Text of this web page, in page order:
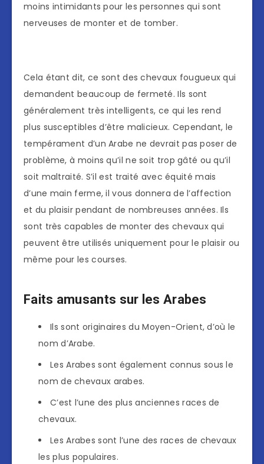
moins intimidants pour les personnes qui sont
nerveuses de monter et de tomber.
Cela étant dit, ce sont des chevaux fougueux qui
demandent beaucoup de fermeté. Ils sont
généralement très intelligents, ce qui les rend
plus susceptibles d’être malicieux. Cependant, le
tempérament d’un Arabe ne devrait pas poser de
problème, à moins qu’il ne soit trop gâté ou qu’il
soit maltraité. S’il est traité avec équité mais
d’une main ferme, il vous donnera de l’affection
et du plaisir pendant de nombreuses années. Ils
sont très capables de monter des chevaux qui
peuvent être utilisés uniquement pour le plaisir ou
même pour les courses.
Faits amusants sur les Arabes
Ils sont originaires du Moyen-Orient, d’où le
nom d’Arabe.
Les Arabes sont également connus sous le
nom de chevaux arabes.
C’est l’une des plus anciennes races de
chevaux.
Les Arabes sont l’une des races de chevaux
les plus populaires.